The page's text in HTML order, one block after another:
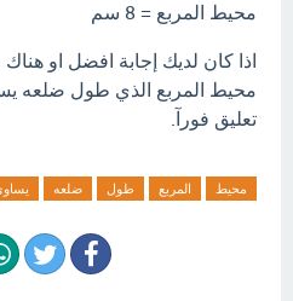
محيط المربع = 8 سم
اذا كان لديك إجابة افضل او
تعليق فورآ.
محيط المربع طول ضلعه